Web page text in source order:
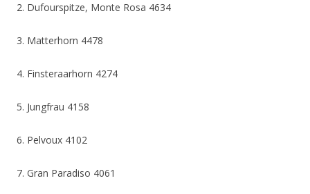
2. Dufourspitze, Monte Rosa 4634
3. Matterhorn 4478
4. Finsteraarhorn 4274
5. Jungfrau 4158
6. Pelvoux 4102
7. Gran Paradiso 4061